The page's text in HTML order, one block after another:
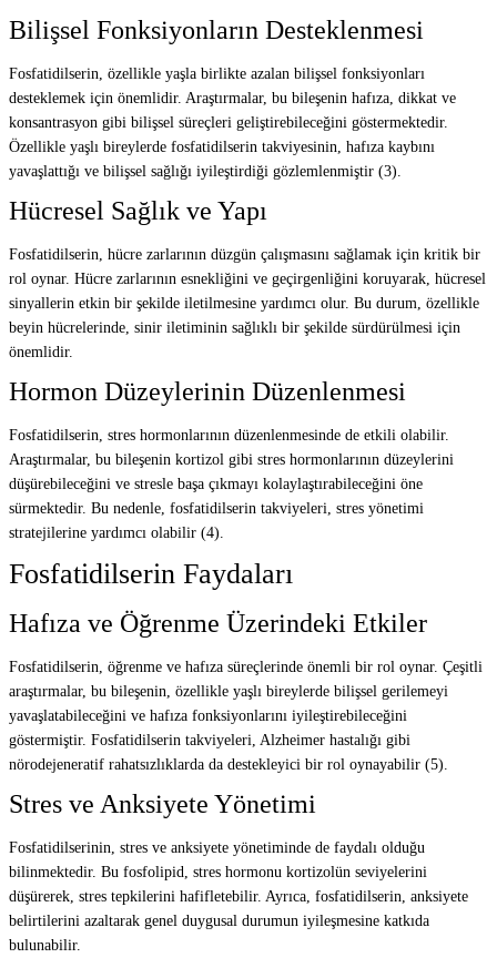
Bilişsel Fonksiyonların Desteklenmesi
Fosfatidilserin, özellikle yaşla birlikte azalan bilişsel fonksiyonları
desteklemek için önemlidir. Araştırmalar, bu bileşenin hafıza, dikkat ve
konsantrasyon gibi bilişsel süreçleri geliştirebileceğini göstermektedir.
Özellikle yaşlı bireylerde fosfatidilserin takviyesinin, hafıza kaybını
yavaşlattığı ve bilişsel sağlığı iyileştirdiği gözlemlenmiştir (3).
Hücresel Sağlık ve Yapı
Fosfatidilserin, hücre zarlarının düzgün çalışmasını sağlamak için kritik bir
rol oynar. Hücre zarlarının esnekliğini ve geçirgenliğini koruyarak, hücresel
sinyallerin etkin bir şekilde iletilmesine yardımcı olur. Bu durum, özellikle
beyin hücrelerinde, sinir iletiminin sağlıklı bir şekilde sürdürülmesi için
önemlidir.
Hormon Düzeylerinin Düzenlenmesi
Fosfatidilserin, stres hormonlarının düzenlenmesinde de etkili olabilir.
Araştırmalar, bu bileşenin kortizol gibi stres hormonlarının düzeylerini
düşürebileceğini ve stresle başa çıkmayı kolaylaştırabileceğini öne
sürmektedir. Bu nedenle, fosfatidilserin takviyeleri, stres yönetimi
stratejilerine yardımcı olabilir (4).
Fosfatidilserin Faydaları
Hafıza ve Öğrenme Üzerindeki Etkiler
Fosfatidilserin, öğrenme ve hafıza süreçlerinde önemli bir rol oynar. Çeşitli
araştırmalar, bu bileşenin, özellikle yaşlı bireylerde bilişsel gerilemeyi
yavaşlatabileceğini ve hafıza fonksiyonlarını iyileştirebileceğini
göstermiştir. Fosfatidilserin takviyeleri, Alzheimer hastalığı gibi
nörodejeneratif rahatsızlıklarda da destekleyici bir rol oynayabilir (5).
Stres ve Anksiyete Yönetimi
Fosfatidilserinin, stres ve anksiyete yönetiminde de faydalı olduğu
bilinmektedir. Bu fosfolipid, stres hormonu kortizolün seviyelerini
düşürerek, stres tepkilerini hafifletebilir. Ayrıca, fosfatidilserin, anksiyete
belirtilerini azaltarak genel duygusal durumun iyileşmesine katkıda
bulunabilir.